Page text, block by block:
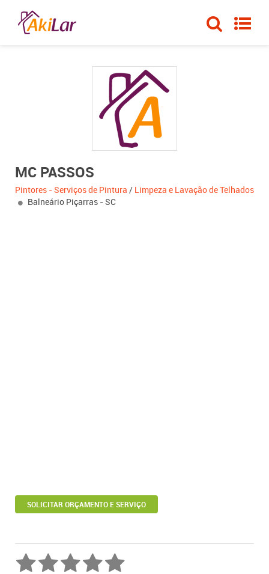
MC PASSOS
Pintores - Serviços de Pintura / Limpeza e Lavação de Telhados
Balneário Piçarras - SC
SOLICITAR ORÇAMENTO E SERVIÇO